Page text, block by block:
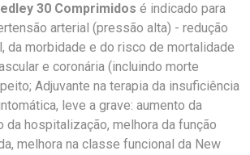
30 Comprimidos é indicado para
arterial (pressão alta) - redução
da morbidade e do risco de mortalidade
e coronária (incluindo morte
Adjuvante na terapia da insuficiência
leve a grave: aumento da
da hospitalização, melhora da função
melhora na classe funcional da New